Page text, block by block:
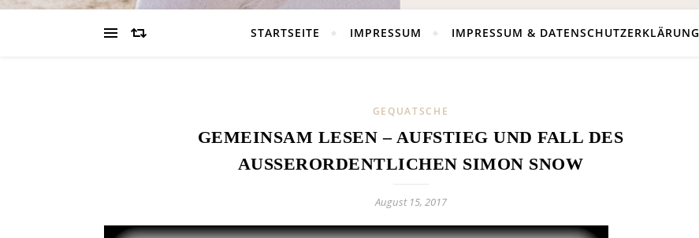
STARTSEITE IMPRESSUM IMPRESSUM & DATENSCHUTZERKLÄRUNG
GEQUATSCHE
GEMEINSAM LESEN – AUFSTIEG UND FALL DES
AUSSERORDENTLICHEN SIMON SNOW
August 15, 2017